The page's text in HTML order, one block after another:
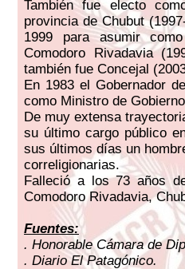
También fue electo
provincia de Chubut
1999 para asumir
Comodoro Rivadavia
también fue Concejal
En 1983 el Gobernador
como Ministro de
De muy extensa
su último cargo público
sus últimos días un
correligionarias.
Falleció a los 73 años
Comodoro Rivadavia,
Fuentes:
. Honorable Cámara de
. Diario El Patagónico.